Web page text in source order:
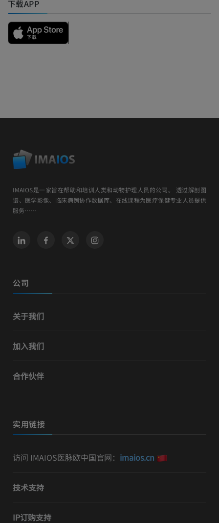
下载APP
IMAIOS是一家旨在帮助和培训人类和动物护理人员的公司。 透过解剖图
谱、医学影像、临床病例协作数据库、在线课程为医疗保健专业人员提供
服务……
公司
关于我们
加入我们
合作伙伴
实用链接
访问 IMAIOS医脉欧中国官网： imaios.cn
技术支持
IP订购支持